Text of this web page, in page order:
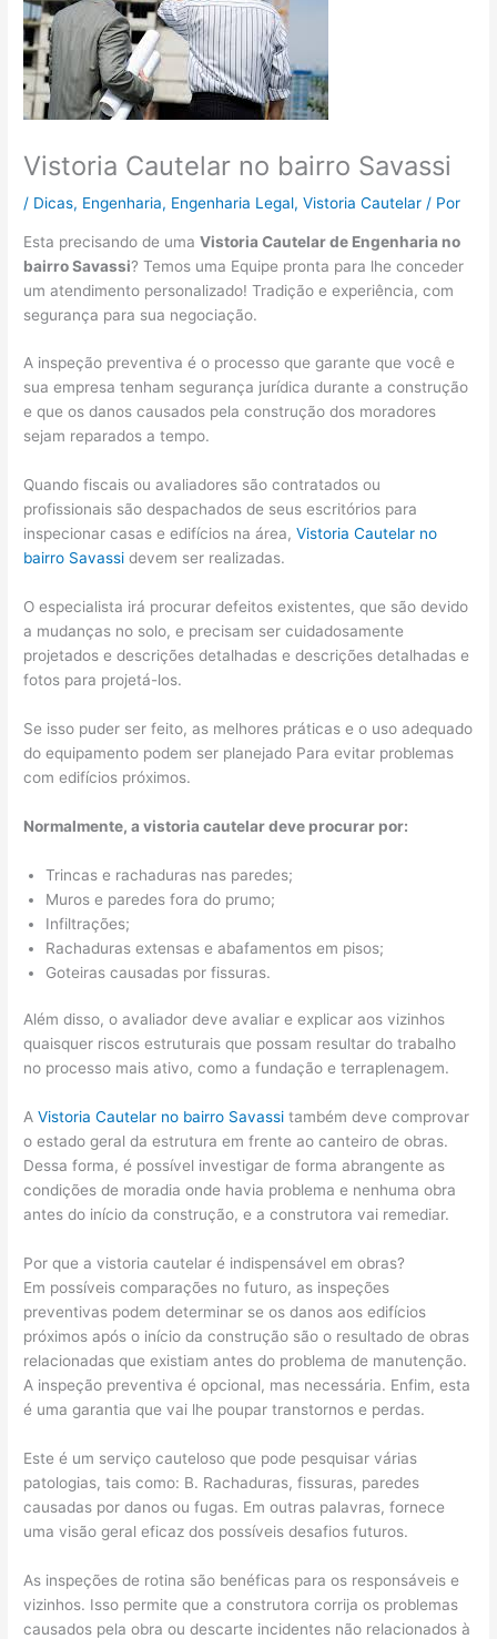
Vistoria Cautelar no bairro Savassi
/ Dicas, Engenharia, Engenharia Legal,Vistoria Cautelar / Por
Esta precisando de umaVistoria Cautelar de Engenharia no
bairro Savassi? Temos uma Equipe pronta para lhe conceder
um atendimento personalizado! Tradição e experiência, com
segurança para sua negociação.
A inspeção preventiva é o processo que garante que você e
sua empresa tenham segurança jurídica durante a construção
e que os danos causados ​​pela construção dos moradores
sejam reparados a tempo.
Quando fiscais ou avaliadores são contratados ou
profissionais são despachados de seus escritórios para
inspecionar casas e edifícios na área,Vistoria Cautelar no
bairro Savassidevem ser realizadas.
O especialista irá procurar defeitos existentes, que são devido
a mudanças no solo, e precisam ser cuidadosamente
projetados e descrições detalhadas e descrições detalhadas e
fotos para projetá-los.
Se isso puder ser feito, as melhores práticas e o uso adequado
do equipamento podem ser planejado Para evitar problemas
com edifícios próximos.
Normalmente, a vistoria cautelar deve procurar por:
Trincas e rachaduras nas paredes;
Muros e paredes fora do prumo;
Infiltrações;
Rachaduras extensas e abafamentos em pisos;
Goteiras causadas por fissuras.
Além disso, o avaliador deve avaliar e explicar aos vizinhos
quaisquer riscos estruturais que possam resultar do trabalho
no processo mais ativo, como a fundação e terraplenagem.
AVistoria Cautelar no bairro Savassitambém deve comprovar
o estado geral da estrutura em frente ao canteiro de obras.
Dessa forma, é possível investigar de forma abrangente as
condições de moradia onde havia problema e nenhuma obra
antes do início da construção, e a construtora vai remediar.
Por que a vistoria cautelar é indispensável em obras?
Em possíveis comparações no futuro, as inspeções
preventivas podem determinar se os danos aos edifícios
próximos após o início da construção são o resultado de obras
relacionadas que existiam antes do problema de manutenção.
A inspeção preventiva é opcional, mas necessária. Enfim, esta
é uma garantia que vai lhe poupar transtornos e perdas.
Este é um serviço cauteloso que pode pesquisar várias
patologias, tais como: B. Rachaduras, fissuras, paredes
causadas por danos ou fugas. Em outras palavras, fornece
uma visão geral eficaz dos possíveis desafios futuros.
As inspeções de rotina são benéficas para os responsáveis ​​e
vizinhos. Isso permite que a construtora corrija os problemas
causados ​​pela obra ou descarte incidentes não relacionados à